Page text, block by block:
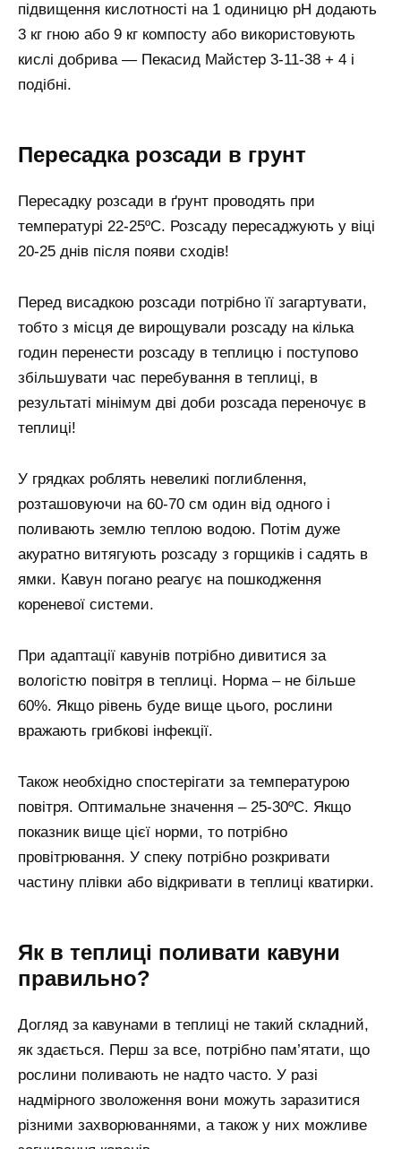
підвищення кислотності на 1 одиницю рН додають
3 кг гною або 9 кг компосту або використовують
кислі добрива — Пекасид Майстер 3-11-38 + 4 і
подібні.
Пересадка розсади в грунт
Пересадку розсади в ґрунт проводять при
температурі 22-25ºC. Розсаду пересаджують у віці
20-25 днів після появи сходів!
Перед висадкою розсади потрібно її загартувати,
тобто з місця де вирощували розсаду на кілька
годин перенести розсаду в теплицю і поступово
збільшувати час перебування в теплиці, в
результаті мінімум дві доби розсада переночує в
теплиці!
У грядках роблять невеликі поглиблення,
розташовуючи на 60-70 см один від одного і
поливають землю теплою водою. Потім дуже
акуратно витягують розсаду з горщиків і садять в
ямки. Кавун погано реагує на пошкодження
кореневої системи.
При адаптації кавунів потрібно дивитися за
вологістю повітря в теплиці. Норма – не більше
60%. Якщо рівень буде вище цього, рослини
вражають грибкові інфекції.
Також необхідно спостерігати за температурою
повітря. Оптимальне значення – 25-30ºC. Якщо
показник вище цієї норми, то потрібно
провітрювання. У спеку потрібно розкривати
частину плівки або відкривати в теплиці кватирки.
Як в теплиці поливати кавуни
правильно?
Догляд за кавунами в теплиці не такий складний,
як здається. Перш за все, потрібно пам’ятати, що
рослини поливають не надто часто. У разі
надмірного зволоження вони можуть заразитися
різними захворюваннями, а також у них можливе